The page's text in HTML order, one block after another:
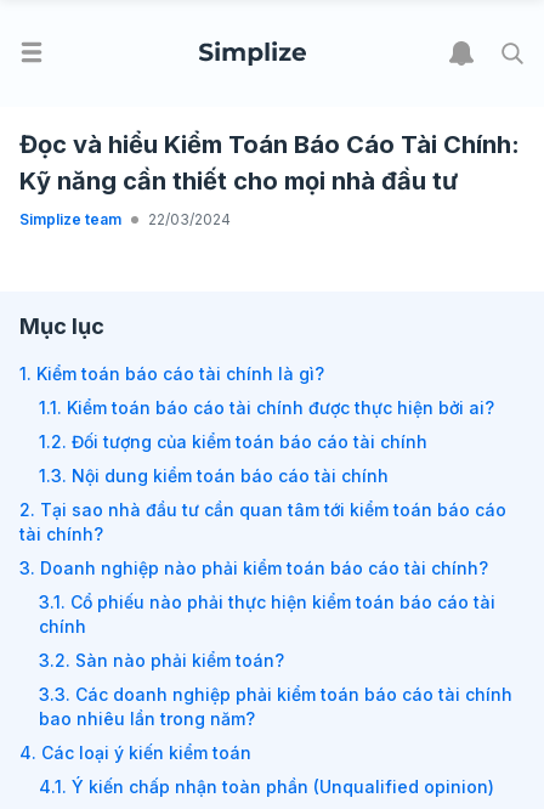
Đọc và hiểu Kiểm Toán Báo Cáo Tài Chính:
Kỹ năng cần thiết cho mọi nhà đầu tư
Simplize team 22/03/2024
Mục lục
1. Kiểm toán báo cáo tài chính là gì?
1.1. Kiểm toán báo cáo tài chính được thực hiện bởi ai?
1.2. Đối tượng của kiểm toán báo cáo tài chính
1.3. Nội dung kiểm toán báo cáo tài chính
2. Tại sao nhà đầu tư cần quan tâm tới kiểm toán báo cáo
tài chính?
3. Doanh nghiệp nào phải kiểm toán báo cáo tài chính?
3.1. Cổ phiếu nào phải thực hiện kiểm toán báo cáo tài
chính
3.2. Sàn nào phải kiểm toán?
3.3. Các doanh nghiệp phải kiểm toán báo cáo tài chính
bao nhiêu lần trong năm?
4. Các loại ý kiến kiểm toán
4.1. Ý kiến chấp nhận toàn phần (Unqualified opinion)